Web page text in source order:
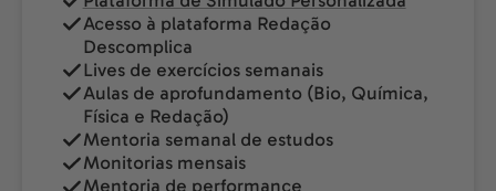
Acesso à plataforma Redação
Descomplica
Lives de exercícios semanais
Aulas de aprofundamento (Bio, Química,
Física e Redação)
Mentoria semanal de estudos
Monitorias mensais